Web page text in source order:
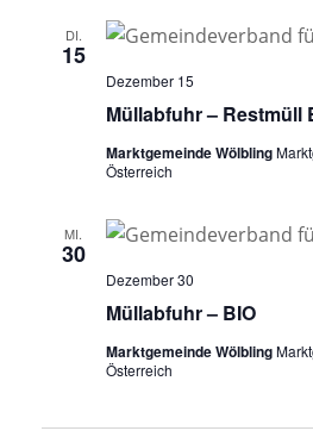
DI.
15
Müllabfuhr – Restmüll
Dezember 15
Marktgemeinde Wölbling
Österreich
MI.
30
Müllabfuhr – BIO
Dezember 30
Marktgemeinde Wölbling
Österreich